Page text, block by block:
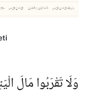
وَلَا تَقْرَبُوا مَالَ